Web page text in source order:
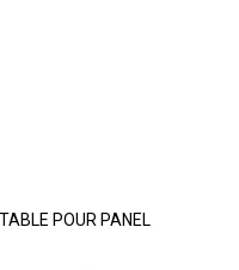
POUR PANEL